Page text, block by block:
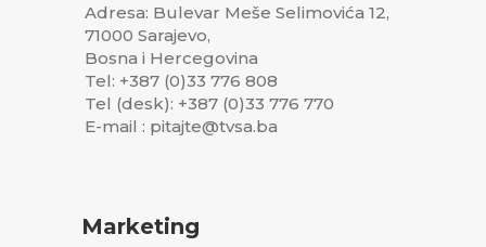
Adresa: Bulevar Meše Selimovića 12,
71000 Sarajevo,
Bosna i Hercegovina
Tel: +387 (0)33 776 808
Tel (desk): +387 (0)33 776 770
E-mail : pitajte@tvsa.ba
Marketing